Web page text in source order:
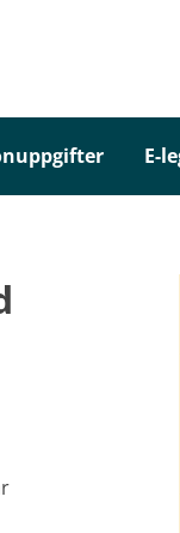
E-